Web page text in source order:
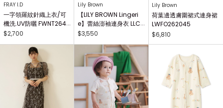
FRAY I.D
一字領羅紋針織上衣/可
機洗.UV防曬 FWNT2640
29
$2,700
Lily Brown
【LILY BROWN Lingeri
e】蕾絲澎袖連身衣 LLC
O262503
$3,550
Lily Brown
荷葉邊透膚圍裙式連身裙
LWFO262045
$6,810